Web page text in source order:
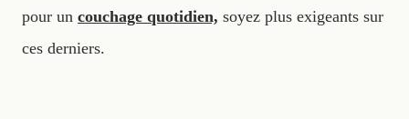
pour un couchage quotidien, soyez plus exigeants sur
ces derniers.